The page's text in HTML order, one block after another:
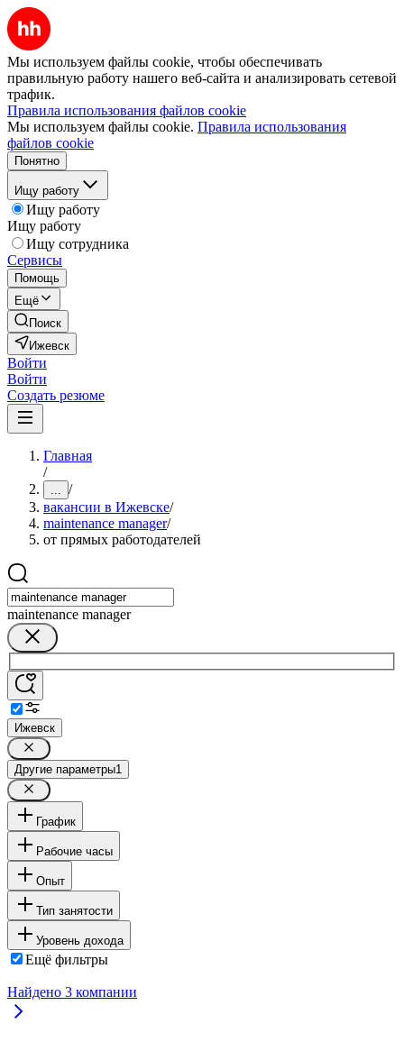
Мы используем файлы cookie, чтобы обеспечивать
правильную работу нашего веб-сайта и анализировать сетевой
трафик.
Правила использования файлов cookie
Мы используем файлы cookie. Правила использования
файлов cookie
Понятно
Ищу работу
Ищу работу
Ищу работу
Ищу сотрудника
Сервисы
Помощь
Ещё
Поиск
Ижевск
Войти
Войти
Создать резюме
Главная
/
... /
вакансии в Ижевске/
maintenance manager/
от прямых работодателей
maintenance manager
Ижевск
Другие параметры1
График
Рабочие часы
Опыт
Тип занятости
Уровень дохода
Ещё фильтры
Найдено 3 компании